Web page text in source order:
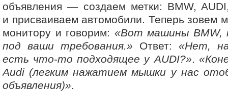
объявления — создаем метки: BMW,
и присваиваем автомобили. Теперь зовем
монитору и говорим: «Вот машины BMW,
под ваши требования.» Ответ: «Нет,
есть что-то подходящее у AUDI?».
Audi (легким нажатием мышки у нас
объявления)».